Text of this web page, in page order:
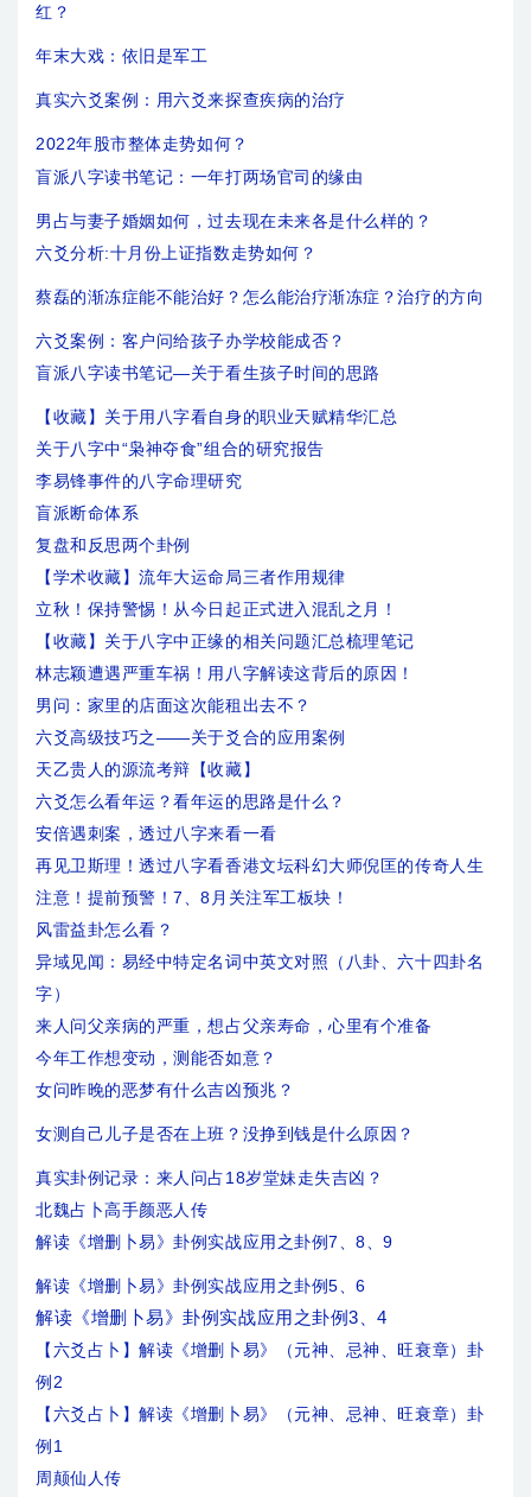
红？
年末大戏：依旧是军工
真实六爻案例：用六爻来探查疾病的治疗
2022年股市整体走势如何？
盲派八字读书笔记：一年打两场官司的缘由
男占与妻子婚姻如何，过去现在未来各是什么样的？
六爻分析:十月份上证指数走势如何？
蔡磊的渐冻症能不能治好？怎么能治疗渐冻症？治疗的方向
六爻案例：客户问给孩子办学校能成否？
盲派八字读书笔记—关于看生孩子时间的思路
【收藏】关于用八字看自身的职业天赋精华汇总
关于八字中“枭神夺食”组合的研究报告
李易锋事件的八字命理研究
盲派断命体系
复盘和反思两个卦例
【学术收藏】流年大运命局三者作用规律
立秋！保持警惕！从今日起正式进入混乱之月！
【收藏】关于八字中正缘的相关问题汇总梳理笔记
林志颖遭遇严重车祸！用八字解读这背后的原因！
男问：家里的店面这次能租出去不？
六爻高级技巧之——关于爻合的应用案例
天乙贵人的源流考辩【收藏】
六爻怎么看年运？看年运的思路是什么？
安倍遇刺案，透过八字来看一看
再见卫斯理！透过八字看香港文坛科幻大师倪匡的传奇人生
注意！提前预警！7、8月关注军工板块！
风雷益卦怎么看？
异域见闻：易经中特定名词中英文对照（八卦、六十四卦名
字）
来人问父亲病的严重，想占父亲寿命，心里有个准备
今年工作想变动，测能否如意？
女问昨晚的恶梦有什么吉凶预兆？
女测自己儿子是否在上班？没挣到钱是什么原因？
真实卦例记录：来人问占18岁堂妹走失吉凶？
北魏占卜高手颜恶人传
解读《增删卜易》卦例实战应用之卦例7、8、9
解读《增删卜易》卦例实战应用之卦例5、6
解读《增删卜易》卦例实战应用之卦例3、4
【六爻占卜】解读《增删卜易》（元神、忌神、旺衰章）卦
例2
【六爻占卜】解读《增删卜易》（元神、忌神、旺衰章）卦
例1
周颠仙人传